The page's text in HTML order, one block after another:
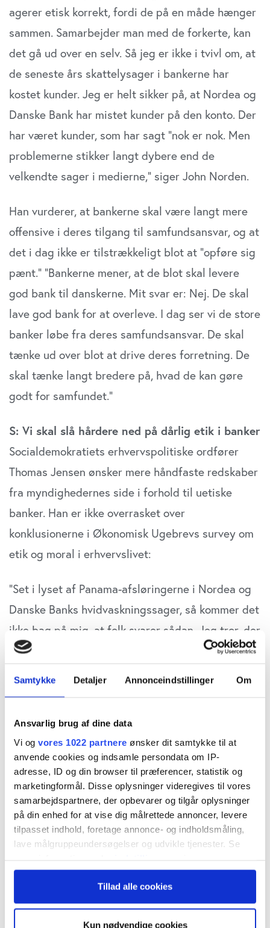
Samtykke Detaljer Annonceindstillinger Om
Ansvarlig brug af dine data
Vi og vores 1022 partnere ønsker dit samtykke til at
anvende cookies og indsamle persondata om IP-
adresse, ID og din browser til præferencer, statistik og
marketingformål. Disse oplysninger videregives til vores
samarbejdspartnere, der opbevarer og tilgår oplysninger
på din enhed for at vise dig målrettede annoncer, levere
tilpasset indhold, foretage annonce- og indholdsmåling,
lave målgruppeundersøgelser og udvikle tjenester. Se
persondatapolitik. Du kan altid trække dit samtykke
tilbage eller ændre indstillinger fra vores
"Cookiedeklaration", eller ved at trykke på "Privacy
Tillad alle cookies
Kun nødvendige cookies
agerer etisk korrekt, fordi de på en måde hænger
sammen. Samarbejder man med de forkerte, kan
det gå ud over en selv. Så jeg er ikke i tvivl om, at
de seneste års skattelysager i bankerne har
kostet kunder. Jeg er helt sikker på, at Nordea og
Danske Bank har mistet kunder på den konto. Der
har været kunder, som har sagt ”nok er nok. Men
problemerne stikker langt dybere end de
velkendte sager i medierne,” siger John Norden.
Han vurderer, at bankerne skal være langt mere
offensive i deres tilgang til samfundsansvar, og at
det i dag ikke er tilstrækkeligt blot at ”opføre sig
pænt.” ”Bankerne mener, at de blot skal levere
god bank til danskerne. Mit svar er: Nej. De skal
lave god bank for at overleve. I dag ser vi de store
banker løbe fra deres samfundsansvar. De skal
tænke ud over blot at drive deres forretning. De
skal tænke langt bredere på, hvad de kan gøre
godt for samfundet.”
S: Vi skal slå hårdere ned på dårlig etik i banker
Socialdemokratiets erhvervspolitiske ordfører
Thomas Jensen ønsker mere håndfaste redskaber
fra myndighedernes side i forhold til uetiske
banker. Han er ikke overrasket over
konklusionerne i Økonomisk Ugebrevs survey om
etik og moral i erhvervslivet:
”Set i lyset af Panama-afsløringerne i Nordea og
Danske Banks hvidvaskningssager, så kommer det
ikke bag på mig, at folk svarer sådan. Jeg tror, der
er brug for, at de store banker begynder at hanke